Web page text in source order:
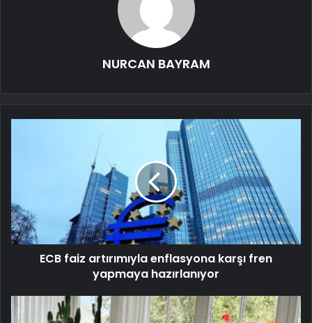
NURCAN BAYRAM
ECB faiz artırımıyla enflasyona karşı fren
yapmaya hazırlanıyor